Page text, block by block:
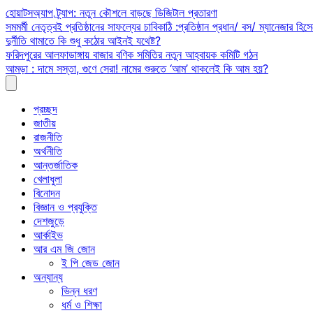
Skip
to
content
হোয়াটসঅ্যাপ ট্র্যাপ: নতুন কৌশলে বাড়ছে ডিজিটাল প্রতারণা
সমমর্মী নেতৃত্বই প্রতিষ্ঠানের সাফল্যের চাবিকাঠি :প্রতিষ্ঠান প্রধান/ বস/ ম্যানেজার
দুর্নীতি থামাতে কি শুধু কঠোর আইনই যথেষ্ট?
ফরিদপুরের আলফাডাঙ্গায় বাজার বণিক সমিতির নতুন আহ্বায়ক কমিটি গঠন
আমড়া : দামে সস্তা, গুণে সেরা! নামের শুরুতে ‘আম’ থাকলেই কি আম হয়?
প্রচ্ছদ
জাতীয়
রাজনীতি
অর্থনীতি
আন্তর্জাতিক
খেলাধুলা
বিনোদন
বিজ্ঞান ও প্রযুক্তি
দেশজুড়ে
আর্কাইভ
আর এম জি জোন
ই পি জেড জোন
অন্যান্য
ভিন্ন ধরণ
ধর্ম ও শিক্ষা